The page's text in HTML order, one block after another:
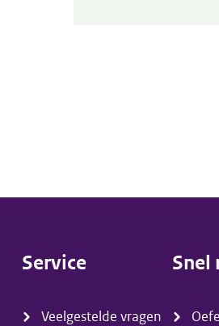
Service
Veelgestelde vragen
Snel